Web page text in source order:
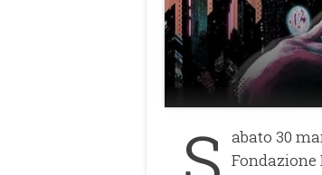
abato 30
Fondazione